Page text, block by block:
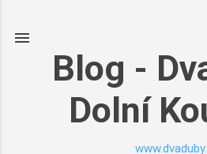
Blog -
Dolní